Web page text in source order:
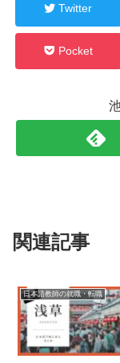
Twitter
Pocket
関連記事
日本語教師の就職・転職